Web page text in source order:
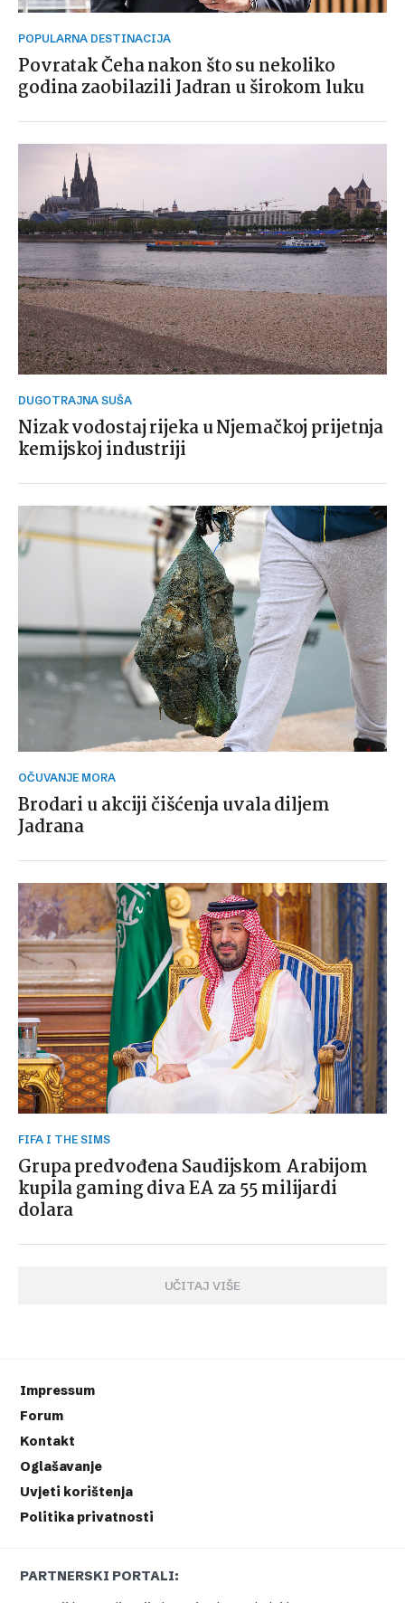
POPULARNA DESTINACIJA
Povratak Čeha nakon što su nekoliko
godina zaobilazili Jadran u širokom luku
DUGOTRAJNA SUŠA
Nizak vodostaj rijeka u Njemačkoj prijetnja
kemijskoj industriji
OČUVANJE MORA
Brodari u akciji čišćenja uvala diljem
Jadrana
FIFA I THE SIMS
Grupa predvođena Saudijskom Arabijom
kupila gaming diva EA za 55 milijardi
dolara
UČITAJ VIŠE
Impressum
Forum
Kontakt
Oglašavanje
Uvjeti korištenja
Politika privatnosti
PARTNERSKI PORTALI: